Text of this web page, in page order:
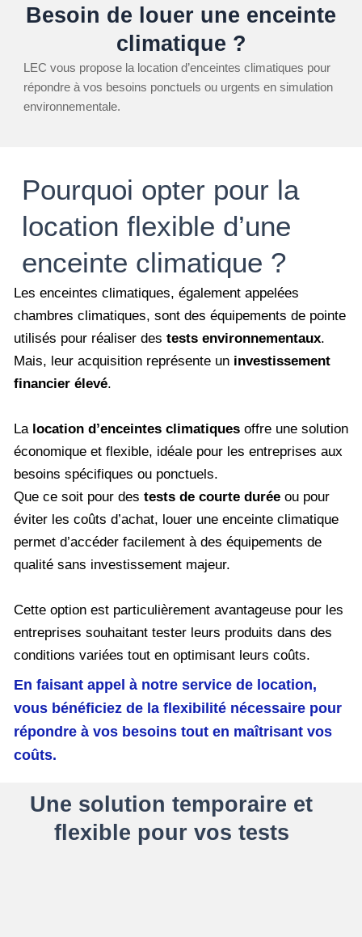
Besoin de louer une enceinte
climatique ?
LEC vous propose la location d’enceintes climatiques pour
répondre à vos besoins ponctuels ou urgents en simulation
environnementale.
Pourquoi opter pour la
location flexible d’une
enceinte climatique ?
Les enceintes climatiques, également appelées
chambres climatiques, sont des équipements de pointe
utilisés pour réaliser des tests environnementaux.
Mais, leur acquisition représente un investissement
financier élevé.
La location d’enceintes climatiques offre une solution
économique et flexible, idéale pour les entreprises aux
besoins spécifiques ou ponctuels.
Que ce soit pour des tests de courte durée ou pour
éviter les coûts d’achat, louer une enceinte climatique
permet d’accéder facilement à des équipements de
qualité sans investissement majeur.
Cette option est particulièrement avantageuse pour les
entreprises souhaitant tester leurs produits dans des
conditions variées tout en optimisant leurs coûts.
En faisant appel à notre service de location,
vous bénéficiez de la flexibilité nécessaire pour
répondre à vos besoins tout en maîtrisant vos
coûts.
Une solution temporaire et
flexible pour vos tests